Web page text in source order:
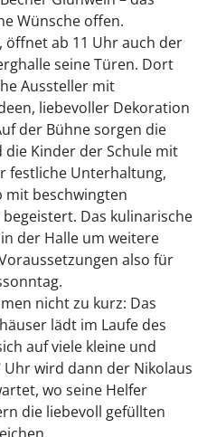
Wünsche offen.
öffnet ab 11 Uhr auch der
seine Türen. Dort
Aussteller mit
liebevoller Dekoration
der Bühne sorgen die
Kinder der Schule mit
festliche Unterhaltung,
mit beschwingten
Das kulinarische
der Halle um weitere
also für
nicht zu kurz: Das
lädt im Laufe des
auf viele kleine und
Uhr wird dann der Nikolaus
wo seine Helfer
die liebevoll gefüllten